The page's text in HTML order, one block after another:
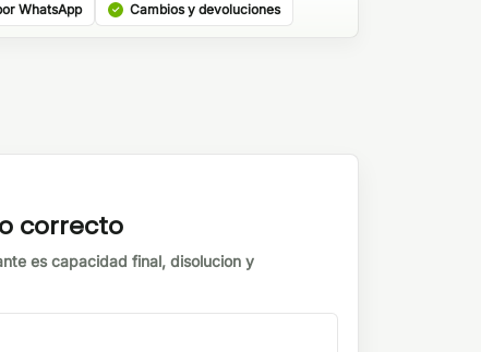
WhatsApp Cambios y devoluciones
correcto
es capacidad final, disolucion y